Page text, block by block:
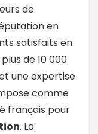
de
en
satisfaits en
de 10 000
une expertise
comme
français pour
. La